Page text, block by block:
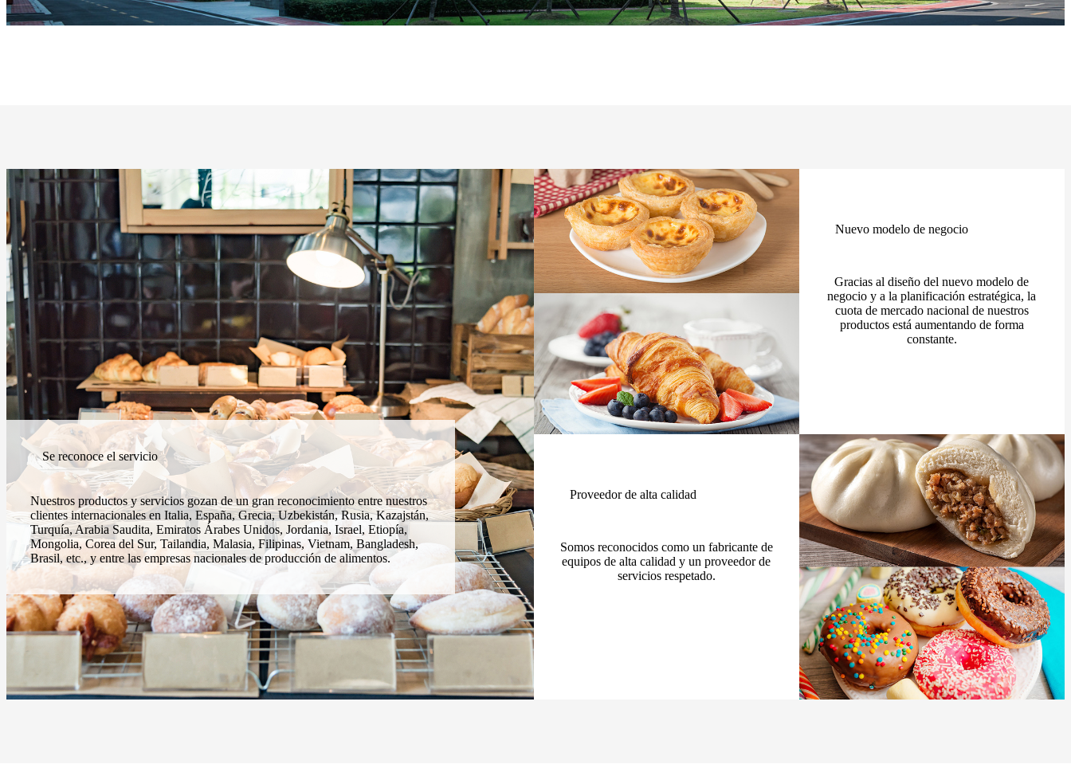
Se reconoce el servicio
Nuestros productos y servicios gozan de un gran reconocimiento entre nuestros
clientes internacionales en Italia, España, Grecia, Uzbekistán, Rusia, Kazajstán,
Turquía, Arabia Saudita, Emiratos Árabes Unidos, Jordania, Israel, Etiopía,
Mongolia, Corea del Sur, Tailandia, Malasia, Filipinas, Vietnam, Bangladesh,
Brasil, etc., y entre las empresas nacionales de producción de alimentos.
Nuevo modelo de negocio
Gracias al diseño del nuevo modelo de
negocio y a la planificación estratégica, la
cuota de mercado nacional de nuestros
productos está aumentando de forma
constante.
Proveedor de alta calidad
Somos reconocidos como un fabricante de
equipos de alta calidad y un proveedor de
servicios respetado.